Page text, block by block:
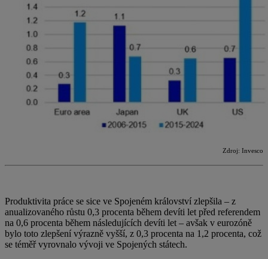
Zdroj: Invesco
Produktivita práce se sice ve Spojeném království zlepšila – z
anualizovaného růstu 0,3 procenta během devíti let před referendem
na 0,6 procenta během následujících devíti let – avšak v eurozóně
bylo toto zlepšení výrazně vyšší, z 0,3 procenta na 1,2 procenta, což
se téměř vyrovnalo vývoji ve Spojených státech.